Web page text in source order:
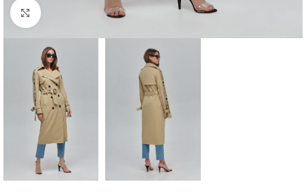
Click to enlarge